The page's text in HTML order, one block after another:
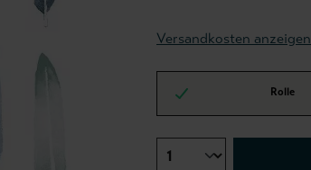
Versandkosten anzeigen
Rolle